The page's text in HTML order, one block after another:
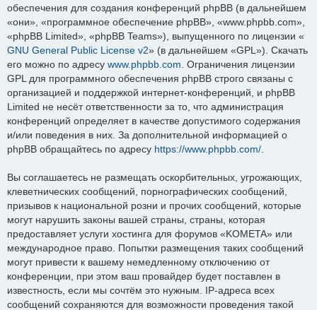
обеспечения для создания конференций phpBB (в дальнейшем
«они», «программное обеспечение phpBB», «www.phpbb.com»,
«phpBB Limited», «phpBB Teams»), выпущенного по лицензии «
GNU General Public License v2» (в дальнейшем «GPL»). Скачать
его можно по адресу www.phpbb.com . Ограничения лицензии
GPL для программного обеспечения phpBB строго связаны с
организацией и поддержкой интернет-конференций, и phpBB
Limited не несёт ответственности за то, что администрация
конференций определяет в качестве допустимого содержания
и/или поведения в них. За дополнительной информацией о
phpBB обращайтесь по адресу https://www.phpbb.com/
Вы соглашаетесь не размещать оскорбительных, угрожающих,
клеветнических сообщений, порнографических сообщений,
призывов к национальной розни и прочих сообщений, которые
могут нарушить законы вашей страны, страны, которая
предоставляет услуги хостинга для форумов «KOMETA» или
международное право. Попытки размещения таких сообщений
могут привести к вашему немедленному отключению от
конференции, при этом ваш провайдер будет поставлен в
известность, если мы сочтём это нужным. IP-адреса всех
сообщений сохраняются для возможности проведения такой